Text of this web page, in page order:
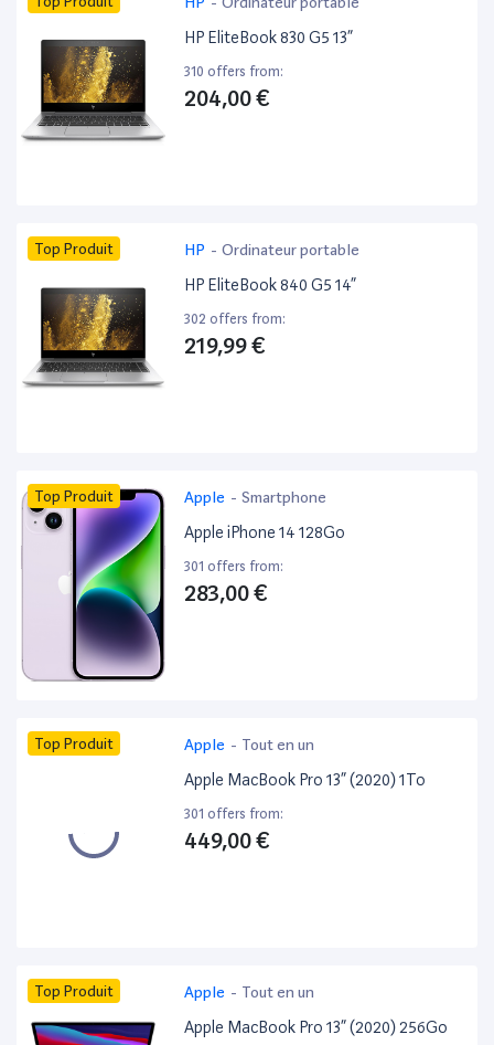
HP EliteBook 830 G5 13”
310 offers from:
204,00 €
Top Produit HP - Ordinateur portable
HP EliteBook 840 G5 14”
302 offers from:
219,99 €
Top Produit Apple - Smartphone
Apple iPhone 14 128Go
301 offers from:
283,00 €
Top Produit Apple - Tout en un
Apple MacBook Pro 13” (2020) 1To
301 offers from:
449,00 €
Top Produit Apple - Tout en un
Apple MacBook Pro 13” (2020) 256Go